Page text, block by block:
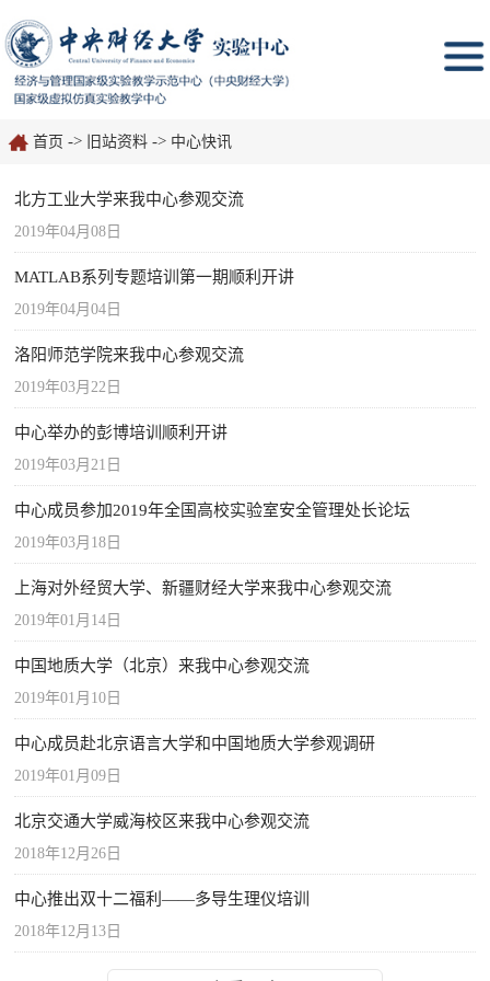
首页 -> 旧站资料 -> 中心快讯
北方工业大学来我中心参观交流
2019年04月08日
MATLAB系列专题培训第一期顺利开讲
2019年04月04日
洛阳师范学院来我中心参观交流
2019年03月22日
中心举办的彭博培训顺利开讲
2019年03月21日
中心成员参加2019年全国高校实验室安全管理处长论坛
2019年03月18日
上海对外经贸大学、新疆财经大学来我中心参观交流
2019年01月14日
中国地质大学（北京）来我中心参观交流
2019年01月10日
中心成员赴北京语言大学和中国地质大学参观调研
2019年01月09日
北京交通大学威海校区来我中心参观交流
2018年12月26日
中心推出双十二福利――多导生理仪培训
2018年12月13日